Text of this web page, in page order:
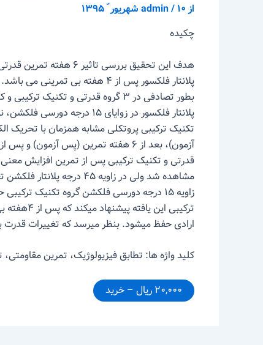
از admin/۱۰ شهریور ّ ۱۳۹۵
چکیده
هدف این تحقیق بررسی
تکنیک ترکیبی پروتکلی مشابه همزمان با تحریک
مشاهده شد ولی در زاویه
زاویه ۱۵ درجه دورسی فلکشن گروه تکنیک
ترکیبی
ارادی حفظ میشود. بنظر میرسد که تغییرات قدرت
کلید واژه ها: تطابق فیزیولوژیک، تمرین
۲۰,۰۰۰ ریال – خرید